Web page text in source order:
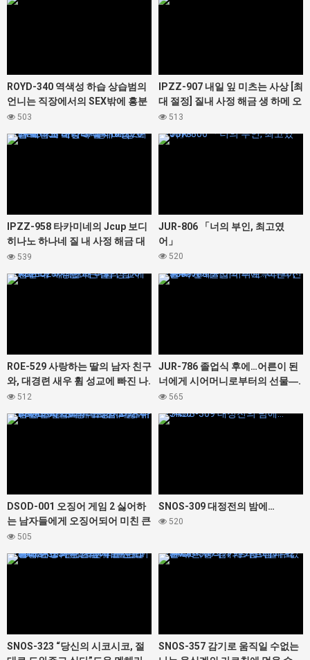
ROYD-340 역색성 하습 상습범의
언니는 직장에서의 SEX밖에 흥분
할 수 없는 성욕 몬스터였다. 봉 미
503
IPZZ-907 내일 잎 미츠는 사상 [최
대 절정] 질내 사정 해금 생 하메 오
르가즘
513
427442
IPZZ-958 타카미네의 Jcup 보디
히나노 하나네 질 내 사정 해금 대
난교 노컷 SP 총 16명 20발 오버의
539
427378
JUR-806 「너의 부인, 최고였
어」
520
427328
ROE-529 사랑하는 딸의 남자 친구
와, 대경련 새우 휨 성교에 빠진 나.
이나모리 마사
512
427366
JUR-786 졸업식 후에…어른이 된
너에게 시어머니로부터의 선물―.
순회
565
427300
DSOD-001 오징어 게임 2 싫어하
는 남자들에게 오징어되어 미친 큰
가슴 그녀. 미조노 와카 유라카나
히라기 모미지
505
427456
SNOS-309 대정전의 밤에…
520
427460
SNOS-323 “당신의 시코시코, 절
427468
SNOS-357 감기로 움직일 수없는